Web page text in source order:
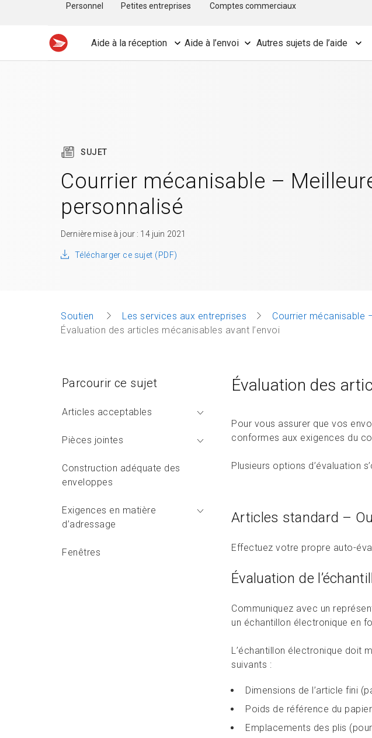
Personnel Petites entreprises Comptes commerciaux
Aide à la réception Aide à l’envoi Autres sujets de l’aide
SUJET
Courrier mécanisable –
personnalisé
Dernière mise à jour : 14 juin 2021
Télécharger ce sujet (PDF)
Soutien Les services aux entreprises
Courrier mécanisable
Évaluation des articles mécanisables avant l’envoi
Parcourir ce sujet
Articles acceptables
Pièces jointes
Construction adéquate des
enveloppes
Exigences en matière
d’adressage
Fenêtres
Évaluation des
Pour vous assurer que vos
conformes aux exigences du
Plusieurs options d’évaluation
Articles standard –
Effectuez votre propre auto-
Évaluation de
Communiquez avec un
un échantillon électronique en
L’échantillon électronique doit
suivants :
Dimensions de l’article fini
Poids de référence du papier
Emplacements des plis